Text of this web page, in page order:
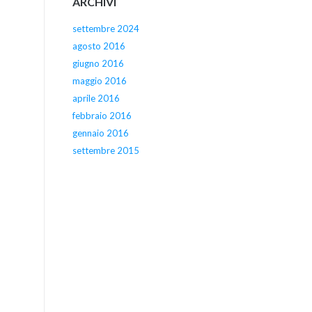
settembre 2024
agosto 2016
giugno 2016
maggio 2016
aprile 2016
febbraio 2016
gennaio 2016
settembre 2015